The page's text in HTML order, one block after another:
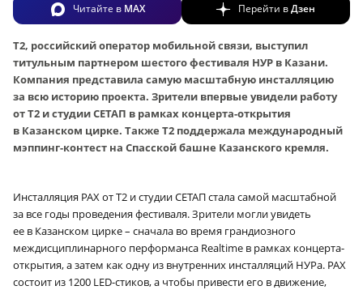
Читайте в MAX Перейти вДзен
Т2, российский оператор мобильной связи, выступил
титульным партнером шестого фестиваля НУР в Казани.
Компания представила самую масштабную инсталляцию
за всю историю проекта. Зрители впервые увидели работу
от Т2 и студии СЕТАП в рамках концерта-открытия
в Казанском цирке. Также Т2 поддержала международный
мэппинг-контест на Спасской башне Казанского кремля.
Инсталляция PAX от Т2 и студии СЕТАП стала самой масштабной
за все годы проведения фестиваля. Зрители могли увидеть
ее в Казанском цирке – сначала во время грандиозного
междисциплинарного перформанса Realtime в рамках концерта-
открытия, а затем как одну из внутренних инсталляций НУРа. PAX
состоит из 1200 LED-стиков, а чтобы привести его в движение,